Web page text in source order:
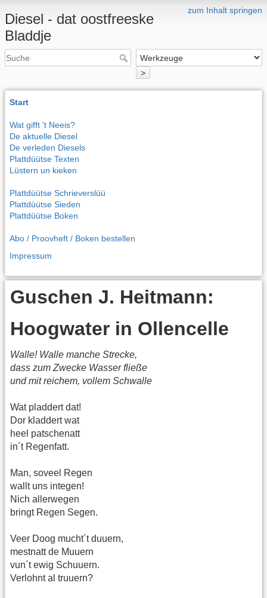
zum Inhalt springen
Diesel - dat oostfreeske
Bladdje
>
Start
Wat gifft 't Neeis?
De aktuelle Diesel
De verleden Diesels
Plattdüütse Texten
Lüstern un kieken
Plattdüütse Schrieverslüü
Plattdüütse Sieden
Plattdüütse Boken
Abo / Proovheft / Boken bestellen
Impressum
Guschen J. Heitmann:
Hoogwater in Ollencelle
Walle! Walle manche Strecke,
dass zum Zwecke Wasser fließe
und mit reichem, vollem Schwalle
Wat pladdert dat!
Dor kladdert wat
heel patschenatt
in´t Regenfatt.
Man, soveel Regen
wallt uns integen!
Nich allerwegen
bringt Regen Segen.
Veer Doog mucht´t duuern,
mestnatt de Muuern
vun´t ewig Schuuern.
Verlohnt al truuern?